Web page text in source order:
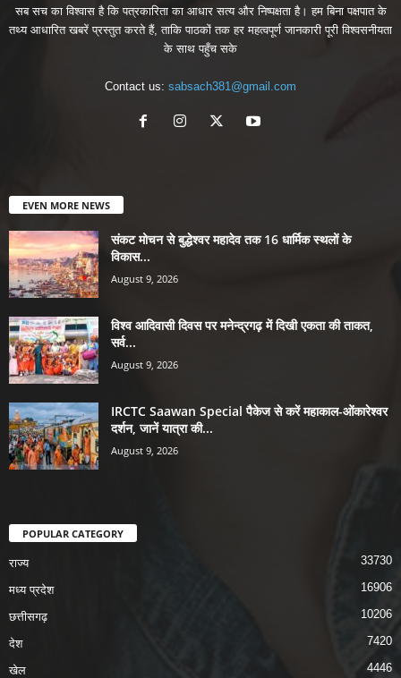
सब सच का विश्वास है कि पत्रकारिता का आधार सत्य और निष्पक्षता है। हम बिना पक्षपात के
तथ्य आधारित खबरें प्रस्तुत करते हैं, ताकि पाठकों तक हर महत्वपूर्ण जानकारी पूरी विश्वसनीयता
के साथ पहुँच सके
Contact us: sabsach381@gmail.com
EVEN MORE NEWS
संकट मोचन से बुद्धेश्वर महादेव तक 16 धार्मिक स्थलों के
विकास...
August 9, 2026
विश्व आदिवासी दिवस पर मनेन्द्रगढ़ में दिखी एकता की ताकत,
सर्व...
August 9, 2026
IRCTC Saawan Special पैकेज से करें महाकाल-ओंकारेश्वर
दर्शन, जानें यात्रा की...
August 9, 2026
POPULAR CATEGORY
राज्य 33730
मध्य प्रदेश 16906
छत्तीसगढ़ 10206
देश 7420
खेल 4446